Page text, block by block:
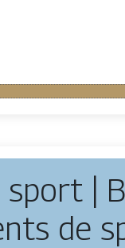
|
de